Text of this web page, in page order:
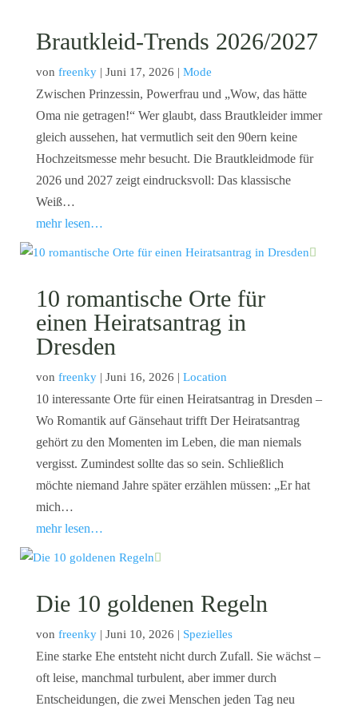
Brautkleid-Trends 2026/2027
von freenky| Juni 17, 2026 | Mode
Zwischen Prinzessin, Powerfrau und „Wow, das hätte
Oma nie getragen!“ Wer glaubt, dass Brautkleider immer
gleich aussehen, hat vermutlich seit den 90ern keine
Hochzeitsmesse mehr besucht. Die Brautkleidmode für
2026 und 2027 zeigt eindrucksvoll: Das klassische
Weiß…
mehr lesen…
10 romantische Orte für
einen Heiratsantrag in
Dresden
von freenky| Juni 16, 2026 | Location
10 interessante Orte für einen Heiratsantrag in Dresden –
Wo Romantik auf Gänsehaut trifft Der Heiratsantrag
gehört zu den Momenten im Leben, die man niemals
vergisst. Zumindest sollte das so sein. Schließlich
möchte niemand Jahre später erzählen müssen: „Er hat
mich…
mehr lesen…
Die 10 goldenen Regeln
von freenky| Juni 10, 2026 | Spezielles
Eine starke Ehe entsteht nicht durch Zufall. Sie wächst –
oft leise, manchmal turbulent, aber immer durch
Entscheidungen, die zwei Menschen jeden Tag neu